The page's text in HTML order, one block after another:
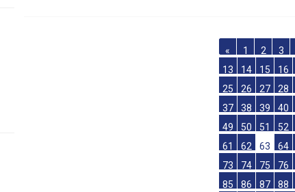
« 1 2 3
13
14 15 16
25
26 27 28
37
38 39 40
49
50 51 52
61
62 63 64